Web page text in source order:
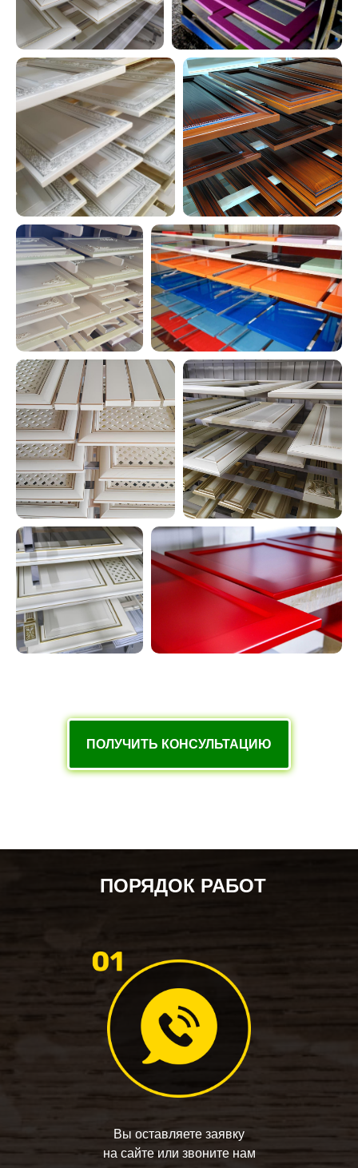
ПОЛУЧИТЬ КОНСУЛЬТАЦИЮ
Вы оставляете заявку
на сайте или звоните нам
ПОРЯДОК РАБОТ